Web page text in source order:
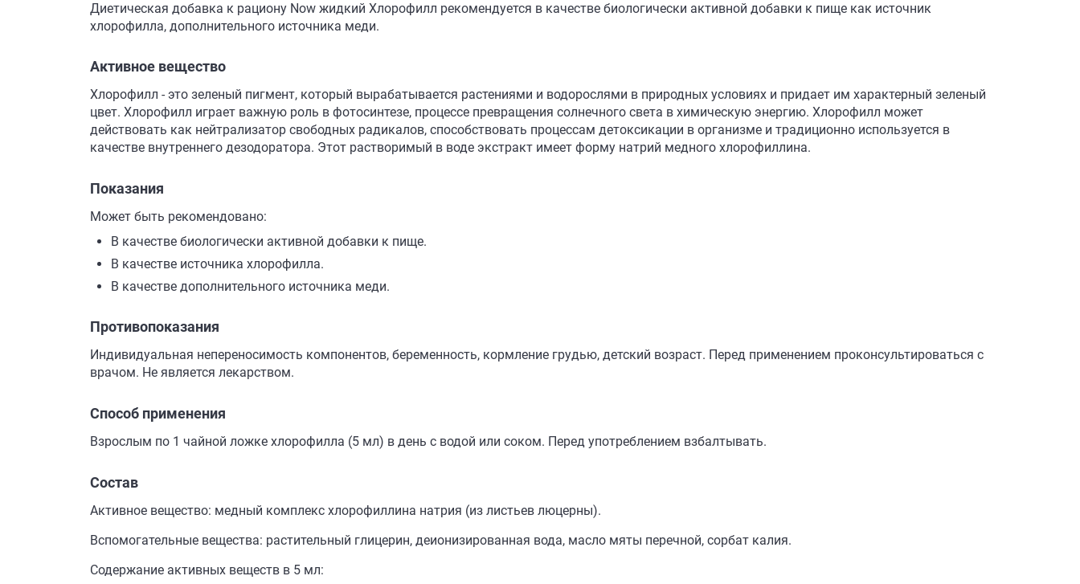
Диетическая добавка к рациону Now жидкий Хлорофилл рекомендуется в качестве биологически активной добавки к пище как источник
хлорофилла, дополнительного источника меди.
Активное вещество
Хлорофилл - это зеленый пигмент, который вырабатывается растениями и водорослями в природных условиях и придает им характерный зеленый
цвет. Хлорофилл играет важную роль в фотосинтезе, процессе превращения солнечного света в химическую энергию. Хлорофилл может
действовать как нейтрализатор свободных радикалов, способствовать процессам детоксикации в организме и традиционно используется в
качестве внутреннего дезодоратора. Этот растворимый в воде экстракт имеет форму натрий медного хлорофиллина.
Показания
Может быть рекомендовано:
В качестве биологически активной добавки к пище.
В качестве источника хлорофилла.
В качестве дополнительного источника меди.
Противопоказания
Индивидуальная непереносимость компонентов, беременность, кормление грудью, детский возраст. Перед применением проконсультироваться с
врачом. Не является лекарством.
Способ применения
Взрослым по 1 чайной ложке хлорофилла (5 мл) в день с водой или соком. Перед употреблением взбалтывать.
Состав
Активное вещество: медный комплекс хлорофиллина натрия (из листьев люцерны).
Вспомогательные вещества: растительный глицерин, деионизированная вода, масло мяты перечной, сорбат калия.
Содержание активных веществ в 5 мл: